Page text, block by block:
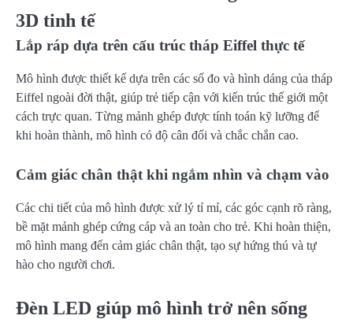
3D tinh tế
Lắp ráp dựa trên cấu trúc tháp Eiffel thực tế
Mô hình được thiết kế dựa trên các số đo và hình dáng của tháp
Eiffel ngoài đời thật, giúp trẻ tiếp cận với kiến trúc thế giới một
cách trực quan. Từng mảnh ghép được tính toán kỹ lưỡng để
khi hoàn thành, mô hình có độ cân đối và chắc chắn cao.
Cảm giác chân thật khi ngắm nhìn và chạm vào
Các chi tiết của mô hình được xử lý tỉ mỉ, các góc cạnh rõ ràng,
bề mặt mảnh ghép cứng cáp và an toàn cho trẻ. Khi hoàn thiện,
mô hình mang đến cảm giác chân thật, tạo sự hứng thú và tự
hào cho người chơi.
Đèn LED giúp mô hình trở nên sống